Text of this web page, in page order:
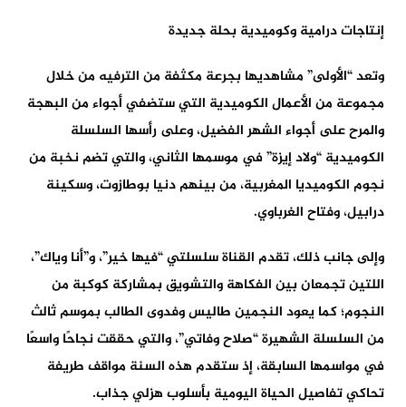
إنتاجات درامية وكوميدية بحلة جديدة
وتعد “الأولى” مشاهديها بجرعة مكثفة من الترفيه من خلال
مجموعة من الأعمال الكوميدية التي ستضفي أجواء من البهجة
والمرح على أجواء الشهر الفضيل، وعلى رأسها السلسلة
الكوميدية “ولاد إيزة” في موسمها الثاني، والتي تضم نخبة من
نجوم الكوميديا المغربية، من بينهم دنيا بوطازوت، وسكينة
درابيل، وفتاح الغرباوي.
وإلى جانب ذلك، تقدم القناة سلسلتي “فيها خير”، و”أنا وياك”،
اللتين تجمعان بين الفكاهة والتشويق بمشاركة كوكبة من
النجوم؛ كما يعود النجمين طاليس وفدوى الطالب بموسم ثالث
من السلسلة الشهيرة “صلاح وفاتي”، والتي حققت نجاحًا واسعًا
في مواسمها السابقة، إذ ستقدم هذه السنة مواقف طريفة
تحاكي تفاصيل الحياة اليومية بأسلوب هزلي جذاب.